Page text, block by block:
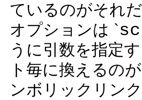
ているのがそれ
オプションは `
うに引数を指定
ト毎に換えるの
ンボリックリン